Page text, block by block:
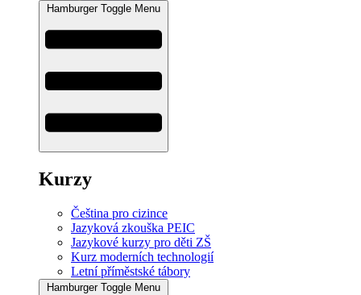
Hamburger Toggle Menu
Kurzy
Čeština pro cizince
Jazyková zkouška PEIC
Jazykové kurzy pro děti ZŠ
Kurz moderních technologií
Letní příměstské tábory
Hamburger Toggle Menu